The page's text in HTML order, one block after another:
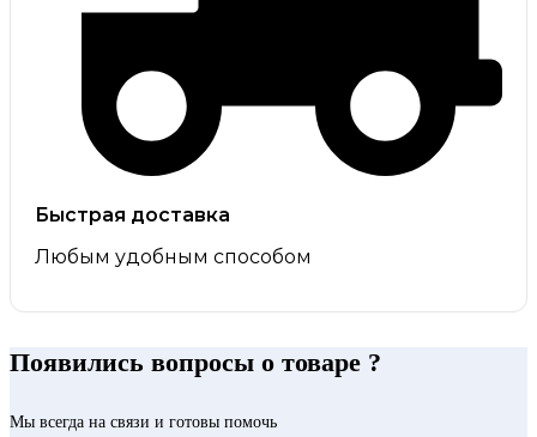
Быстрая доставка
Любым удобным способом
Появились вопросы о товаре ?
Мы всегда на связи и готовы помочь